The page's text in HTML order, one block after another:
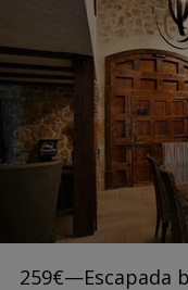
Esta oferta se
259€—Escapada